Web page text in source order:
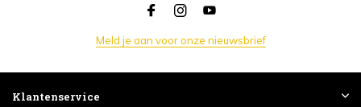
Meld je aan voor onze nieuwsbrief
Klantenservice